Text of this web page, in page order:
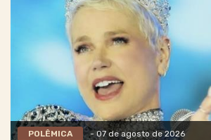
POLÊMICA - 07 de agosto de 2026